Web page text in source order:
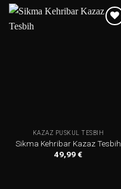
KAZAZ PÜSKÜL TESBIH
Sikma Kehribar Kazaz Tesbih
49,99€